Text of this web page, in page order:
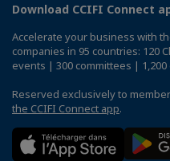
Download CCIFI Connect
Accelerate your business with
companies in 95 countries: 120
events | 300 committees |
Reserved exclusively to
the CCIFI Connect app.